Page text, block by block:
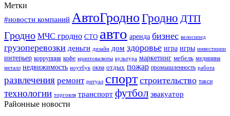
Метки
#новости компаний АвтоГродноГродно ДТП
Гродно МЧС гродно СТО авто аренда бизнес велосипед
грузоперевозки деньги дизайн дом здоровье игра игры инвестиции
интерьер коррупция кофе криптовалюты культура маркетинг мебель медицина
металл недвижимость ноутбук окна отдых пожар промышленность работа
развлечения ремонт ритуал спорт строительство такси
технологии торговля транспорт футбол эвакуатор
Районные новости